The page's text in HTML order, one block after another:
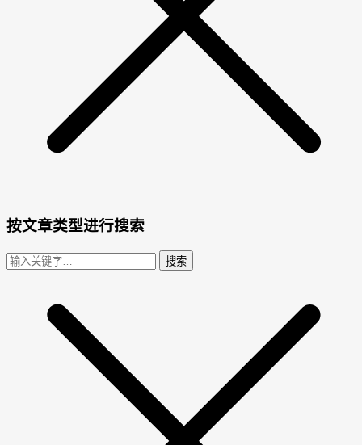
按文章类型进行搜索